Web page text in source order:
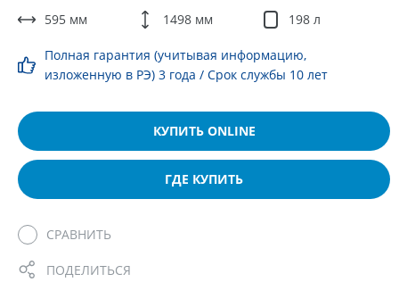
595 мм 1498 мм 198 л
Полная гарантия (учитывая информацию,
изложенную в РЭ) 3 года / Срок службы 10 лет
КУПИТЬ ONLINE
ГДЕ КУПИТЬ
СРАВНИТЬ
ПОДЕЛИТЬСЯ